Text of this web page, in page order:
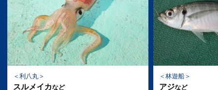
利八丸
スルメイカなど
林遊船
アジなど